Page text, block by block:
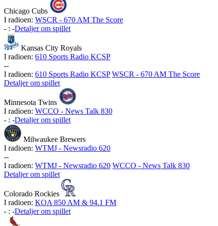
Chicago Cubs
I radioen: WSCR - 670 AM The Score
- : -Detaljer om spillet
Kansas City Royals
I radioen: 610 Sports Radio KCSP
--
I radioen: 610 Sports Radio KCSP WSCR - 670 AM The Score
Detaljer om spillet
Minnesota Twins
I radioen: WCCO - News Talk 830
- : -Detaljer om spillet
Milwaukee Brewers
I radioen: WTMJ - Newsradio 620
--
I radioen: WTMJ - Newsradio 620 WCCO - News Talk 830
Detaljer om spillet
Colorado Rockies
I radioen: KOA 850 AM & 94.1 FM
- : -Detaljer om spillet